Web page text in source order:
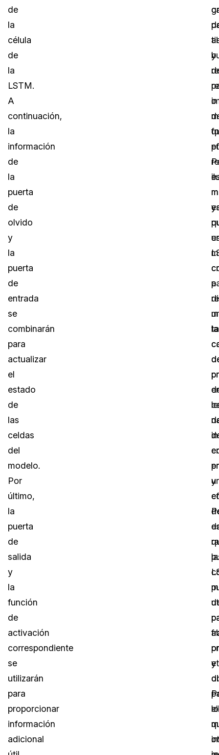
de
la
célula
de
la
LSTM.
A
continuación,
la
información
de
la
puerta
de
olvido
y
la
puerta
de
entrada
se
combinarán
para
actualizar
el
estado
de
las
celdas
del
modelo.
Por
último,
la
puerta
de
salida
y
la
función
de
activación
correspondiente
se
utilizarán
para
proporcionar
información
adicional
y
al
o
a
la
y
y